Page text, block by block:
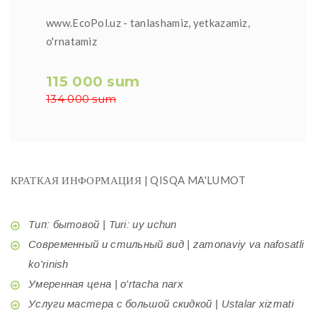
www.EcoPol.uz - tanlashamiz, yetkazamiz,
o'rnatamiz
115 000 sum
134 000 sum
КРАТКАЯ ИНФОРМАЦИЯ | QISQA MA'LUMOT
Тип: бытовой | Turi: uy uchun
Современный и стильный вид | zamonaviy va nafosatli
ko'rinish
Умеренная цена | o'rtacha narx
Услуги мастера с большой скидкой | Ustalar xizmati